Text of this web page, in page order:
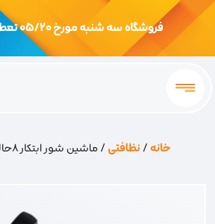
فروشگاه سه شنبه مورخ 05/20 تعطیل میباشد
خانه/نظافتی/ ماشین شور ابتکار 8حالته پلاستیکی